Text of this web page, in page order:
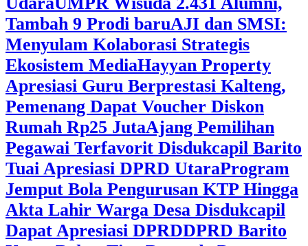
Tambah 9 Prodi baruAJI dan SMSI:
Menyulam Kolaborasi Strategis
Ekosistem MediaHayyan Property
Apresiasi Guru Berprestasi Kalteng,
Pemenang Dapat Voucher Diskon
Rumah Rp25 JutaAjang Pemilihan
Pegawai Terfavorit Disdukcapil Barito
Tuai Apresiasi DPRD UtaraProgram
Jemput Bola Pengurusan KTP Hingga
Akta Lahir Warga Desa Disdukcapil
Dapat Apresiasi DPRDDPRD Barito